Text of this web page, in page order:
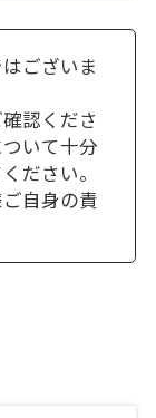
ございま
認くださ
いて十分
ださい。
自身の責